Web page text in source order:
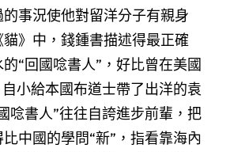
事況使他對留洋分子有親身
》中，錢鍾書描述得最正確
“回國唸書人”，好比曾在美國
小給本國布道士帶了出洋的袁
唸書人”往往自誇進步前輩，把
中國的學問“新”，指看靠海內